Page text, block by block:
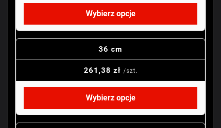
Wybierz opcje
36 cm
261,38 zł /szt.
Wybierz opcje